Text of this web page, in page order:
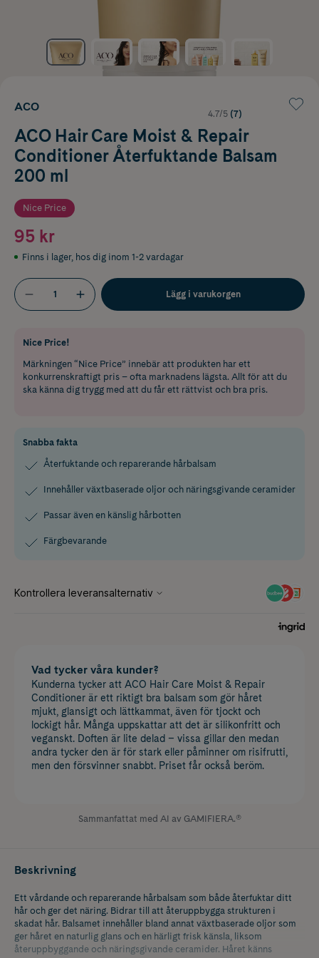
ACO
4.7/5 (7)
ACO Hair Care Moist & Repair
Conditioner Återfuktande Balsam
200 ml
Nice Price
95 kr
Finns i lager, hos dig inom 1-2 vardagar
Lägg i varukorgen
Nice Price!
Märkningen “Nice Price” innebär att produkten har ett
konkurrenskraftigt pris – ofta marknadens lägsta. Allt för att du
ska känna dig trygg med att du får ett rättvist och bra pris.
Snabba fakta
Återfuktande och reparerande hårbalsam
Innehåller växtbaserade oljor och näringsgivande ceramider
Passar även en känslig hårbotten
Färgbevarande
Vad tycker våra kunder?
Kunderna tycker att ACO Hair Care Moist & Repair
Conditioner är ett riktigt bra balsam som gör håret
mjukt, glansigt och lättkammat, även för tjockt och
lockigt hår. Många uppskattar att det är silikonfritt och
veganskt. Doften är lite delad – vissa gillar den medan
andra tycker den är för stark eller påminner om risifrutti,
men den försvinner snabbt. Priset får också beröm.
Sammanfattat med AI av GAMIFIERA.®
Beskrivning
Ett vårdande och reparerande hårbalsam som både återfuktar ditt
hår och ger det näring. Bidrar till att återuppbygga strukturen i
skadat hår. Balsamet innehåller bland annat växtbaserade oljor som
ger håret en naturlig glans och en härligt frisk känsla, liksom
återuppbyggande och näringsgivande ceramider. Håret känns